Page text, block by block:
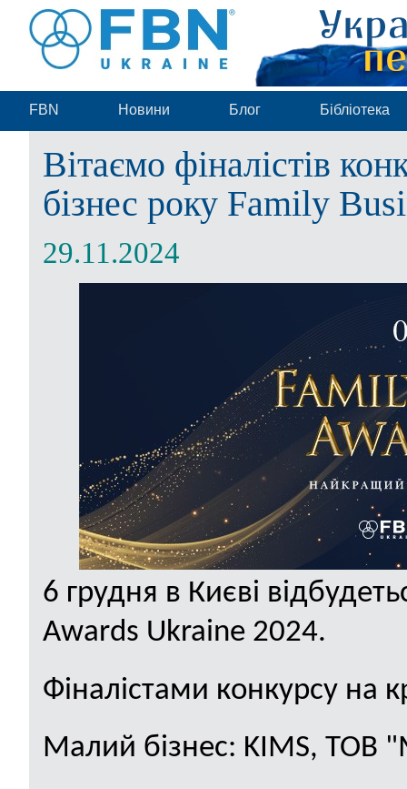
FBN Новини Блог Бібліотека
Вітаємо фіналістів
бізнес року Family
29.11.2024
6 грудня в Києві
Awards Ukraine 2024.
Фіналістами конкурсу на
Малий бізнес: KIMS, ТОВ